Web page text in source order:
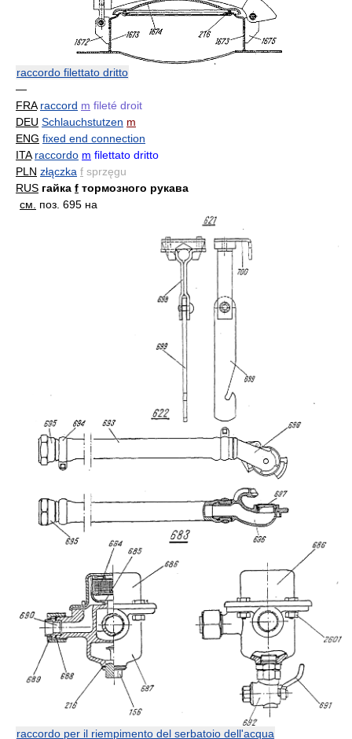
raccordo filettato dritto
—
FRA raccord m fileté droit
DEU Schlauchstutzen m
ENG fixed end connection
ITA raccordo m filettato dritto
PLN złączka f sprzęgu
RUS гайка f тормозного рукава
см.
поз. 695 на
raccordo per il riempimento del serbatoio dell'acqua